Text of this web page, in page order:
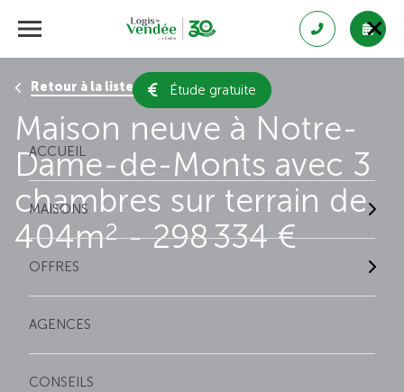
Étude gratuite
ACCUEIL
MAISONS
OFFRES
AGENCES
CONSEILS
Retour à la liste des résultats
Maison neuve à Notre-
Dame-de-Monts avec 3
chambres sur terrain de
404m2- 298 334 €